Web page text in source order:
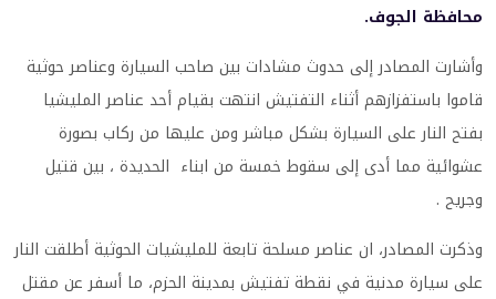
محافظة الجوف.
وأشارت المصادر إلى حدوث مشادات بين صاحب السيارة وعناصر حوثية
قاموا باستفزازهم أثناء التفتيش انتهت بقيام أحد عناصر المليشيا
بفتح النار على السيارة بشكل مباشر ومن عليها من ركاب بصورة
عشوائية مما أدى إلى سقوط خمسة من ابناء الحديدة ، بين قتيل
وجريح .
وذكرت المصادر، ان عناصر مسلحة تابعة للمليشيات الحوثية أطلقت النار
على سيارة مدنية في نقطة تفتيش بمدينة الحزم، ما أسفر عن مقتل